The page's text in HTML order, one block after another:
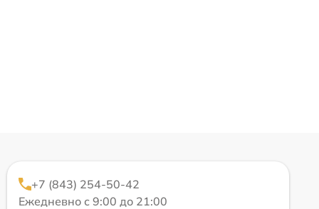
+7 (843) 254-50-42
Ежедневно с 9:00 до 21:00